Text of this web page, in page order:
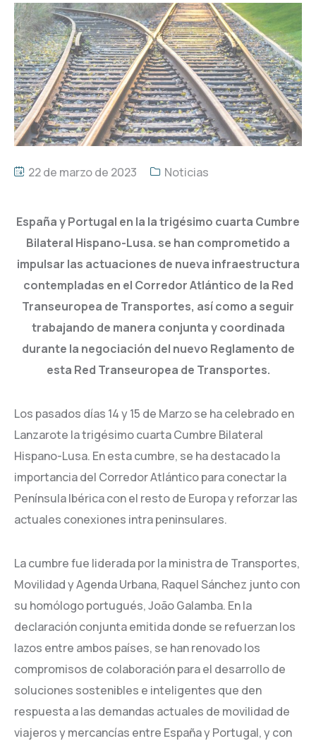
22 de marzo de 2023 Noticias
España y Portugal en la la trigésimo cuarta Cumbre
Bilateral Hispano-Lusa. se han comprometido a
impulsar las actuaciones de nueva infraestructura
contempladas en el Corredor Atlántico de la Red
Transeuropea de Transportes, así como a seguir
trabajando de manera conjunta y coordinada
durante la negociación del nuevo Reglamento de
esta Red Transeuropea de Transportes.
Los pasados días 14 y 15 de Marzo se ha celebrado en
Lanzarote la trigésimo cuarta Cumbre Bilateral
Hispano-Lusa. En esta cumbre, se ha destacado la
importancia del Corredor Atlántico para conectar la
Península Ibérica con el resto de Europa y reforzar las
actuales conexiones intra peninsulares.
La cumbre fue liderada por la ministra de Transportes,
Movilidad y Agenda Urbana, Raquel Sánchez junto con
su homólogo portugués, João Galamba. En la
declaración conjunta emitida donde se refuerzan los
lazos entre ambos países, se han renovado los
compromisos de colaboración para el desarrollo de
soluciones sostenibles e inteligentes que den
respuesta a las demandas actuales de movilidad de
viajeros y mercancías entre España y Portugal, y con